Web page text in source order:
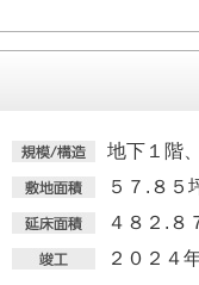
地下１階
５７.８５
４８２.８
２０２４